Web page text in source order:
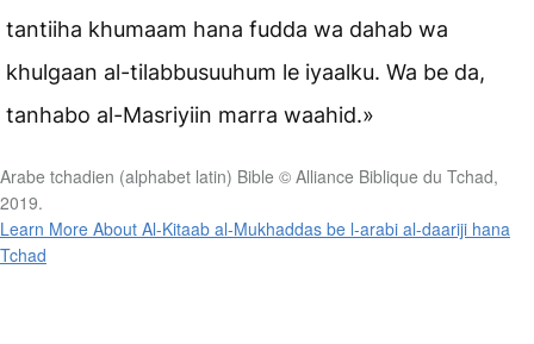
tantiiha khumaam hana fudda wa dahab wa
khulgaan al-tilabbusuuhum le iyaalku. Wa be da,
tanhabo al-Masriyiin marra waahid.»
Arabe tchadien (alphabet latin) Bible © Alliance Biblique du Tchad,
2019.
Learn More About Al-Kitaab al-Mukhaddas be l-arabi al-daariji hana
Tchad